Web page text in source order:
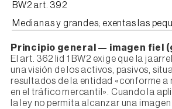
BW2 art. 392
Medianas y grandes; exentas las
Principio general — imagen fiel
El art. 362 lid 1 BW2 exige que la
una visión de los activos, pasivos,
resultados de la entidad «conforme
en el tráfico mercantil». Cuando la
la ley no permita alcanzar una